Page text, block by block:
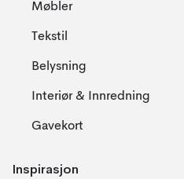
Møbler
Tekstil
Belysning
Interiør & Innredning
Gavekort
Inspirasjon